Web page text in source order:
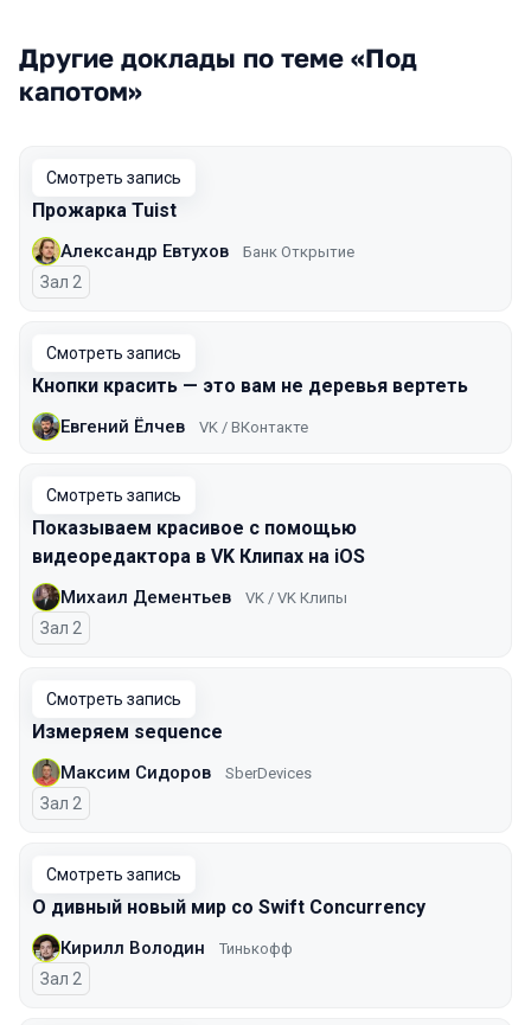
Другие доклады по теме «Под
капотом»
Смотреть запись
Прожарка Tuist
Александр Евтухов Банк Открытие
Зал 2
Смотреть запись
Кнопки красить — это вам не деревья вертеть
Евгений Ёлчев VK / ВКонтакте
Смотреть запись
Показываем красивое с помощью
видеоредактора в VK Клипах на iOS
Михаил Дементьев VK / VK Клипы
Зал 2
Смотреть запись
Измеряем sequence
Максим Сидоров SberDevices
Зал 2
Смотреть запись
О дивный новый мир со Swift Concurrency
Кирилл Володин Тинькофф
Зал 2